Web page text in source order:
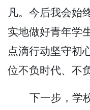
凡。今后我会始
实地做好青年学
点滴行动坚守初
位不负时代、不
下一步，学